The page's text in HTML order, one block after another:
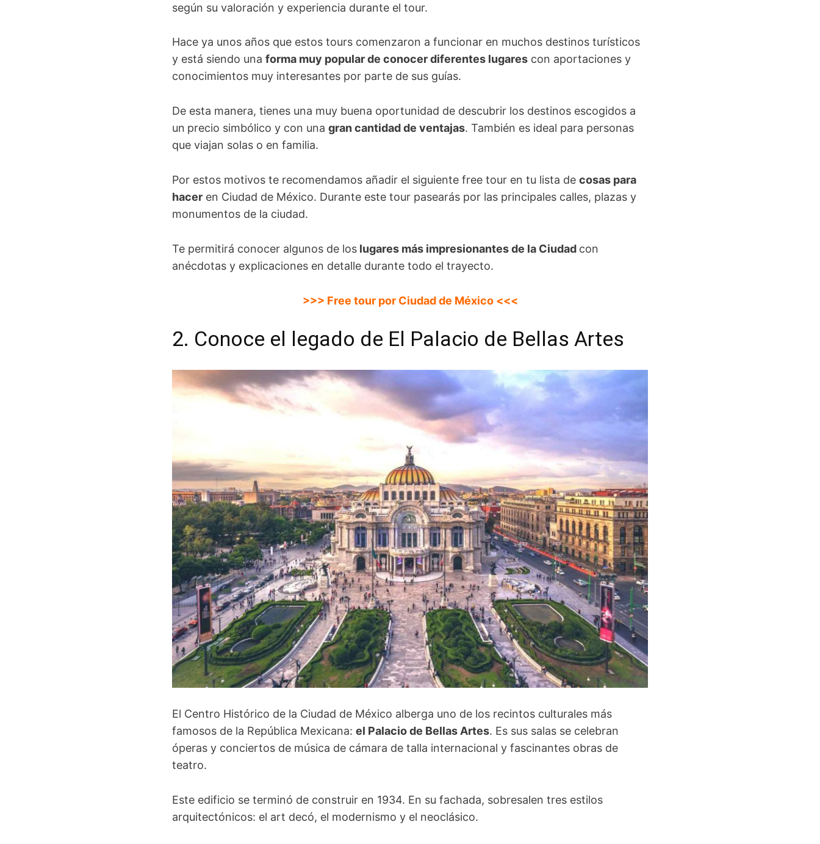
según su valoración y experiencia durante el tour.
Hace ya unos años que estos tours comenzaron a funcionar en muchos destinos turísticos
y está siendo una forma muy popular de conocer diferentes lugares con aportaciones y
conocimientos muy interesantes por parte de sus guías.
De esta manera, tienes una muy buena oportunidad de descubrir los destinos escogidos a
un precio simbólico y con una gran cantidad de ventajas. También es ideal para personas
que viajan solas o en familia.
Por estos motivos te recomendamos añadir el siguiente free tour en tu lista de cosas para
hacer en Ciudad de México. Durante este tour pasearás por las principales calles, plazas y
monumentos de la ciudad.
Te permitirá conocer algunos de los lugares más impresionantes de la Ciudad con
anécdotas y explicaciones en detalle durante todo el trayecto.
>>> Free tour por Ciudad de México <<<
2. Conoce el legado de El Palacio de Bellas Artes
El Centro Histórico de la Ciudad de México alberga uno de los recintos culturales más
famosos de la República Mexicana: el Palacio de Bellas Artes. Es sus salas se celebran
óperas y conciertos de música de cámara de talla internacional y fascinantes obras de
teatro.
Este edificio se terminó de construir en 1934. En su fachada, sobresalen tres estilos
arquitectónicos: el art decó, el modernismo y el neoclásico.